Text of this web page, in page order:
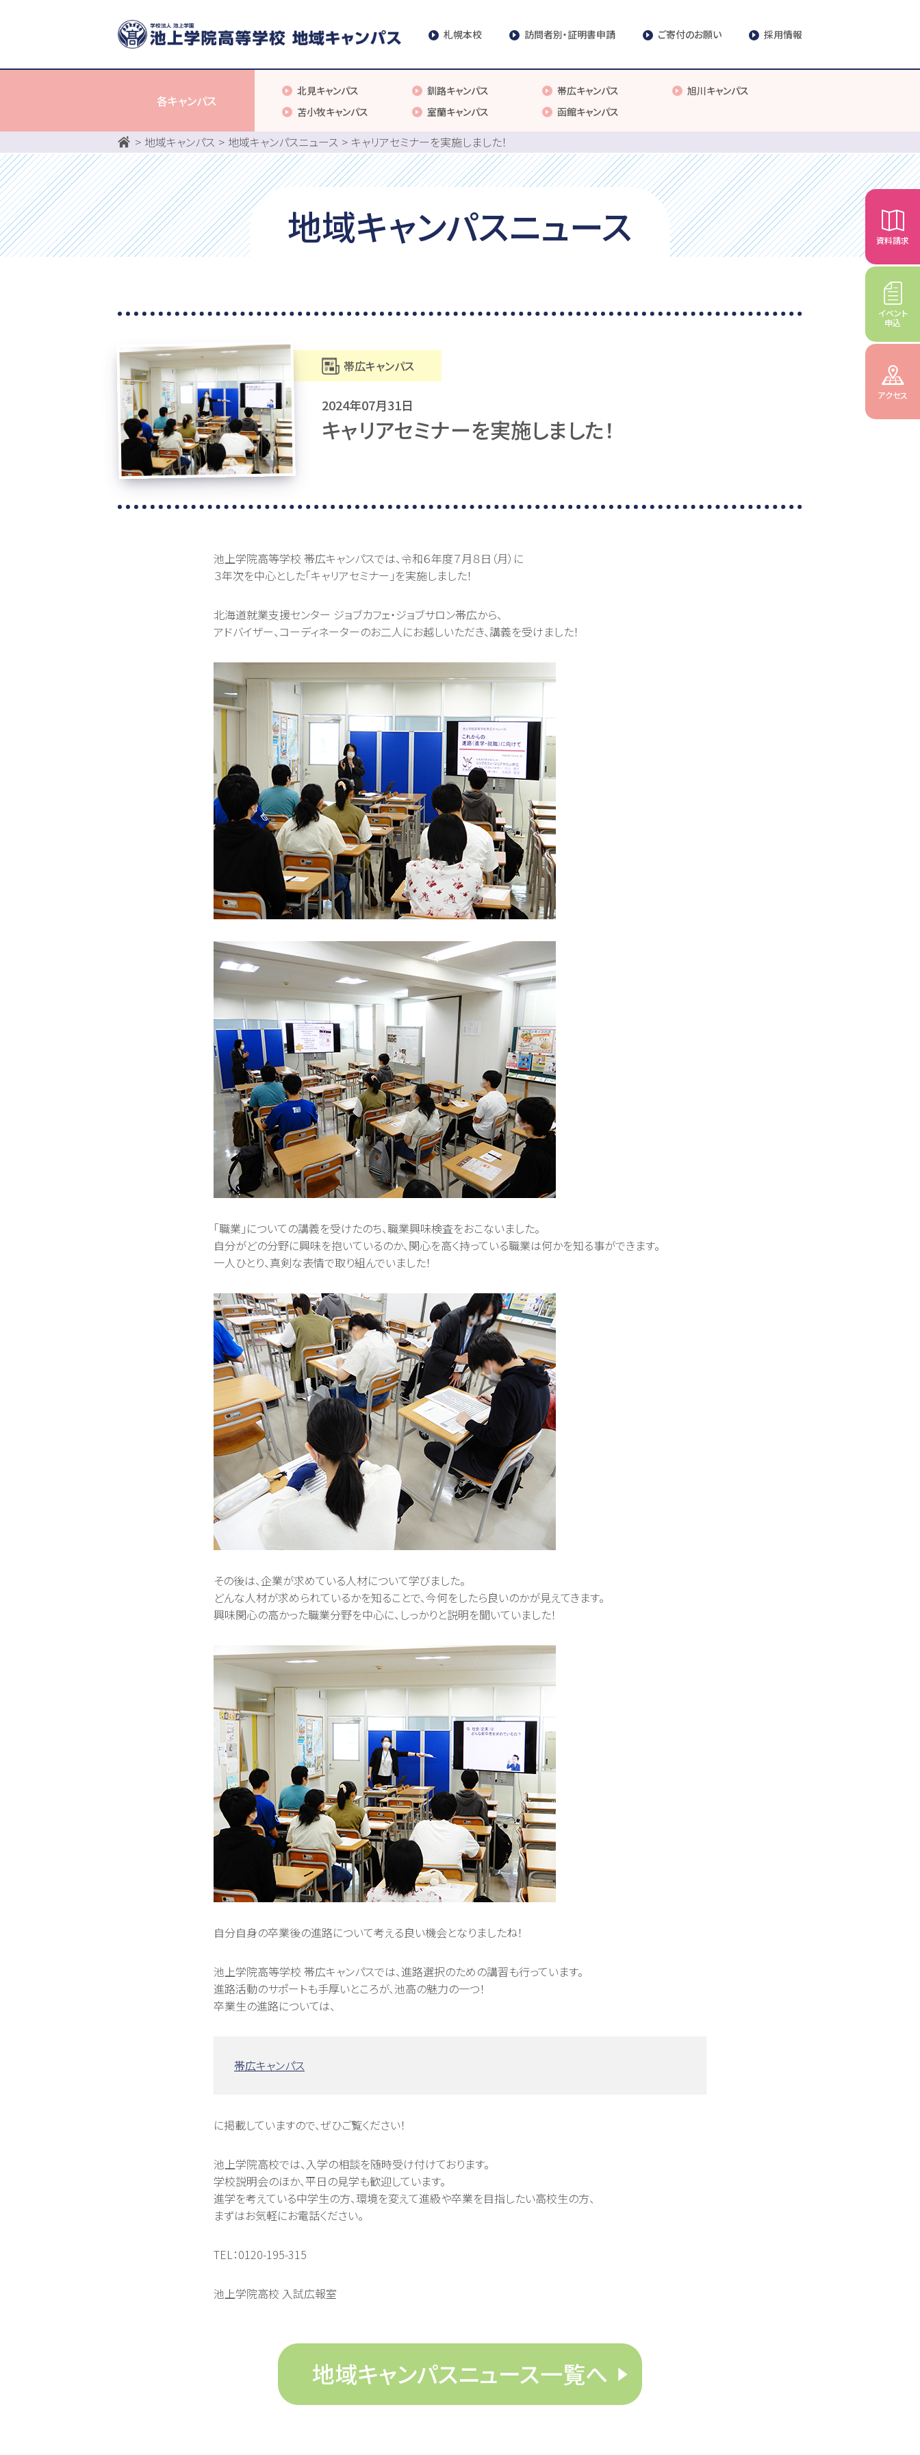
札幌本校 訪問者別・証明書申請 ご寄付のお願い 採用情報
各キャンパス
北見キャンパス 釧路キャンパス 帯広キャンパス
旭川キャンパス
苫小牧キャンパス
室蘭キャンパス 函館キャンパス
地域キャンパス 地域キャンパスニュース キャリアセミナーを実施しました！
地域キャンパスニュース
帯広キャンパス
2024年07月31日
キャリアセミナーを実施しました！
池上学院高等学校 帯広キャンパスでは、令和６年度７月８日（月）に
３年次を中心とした「キャリアセミナー」を実施しました！
北海道就業支援センター ジョブカフェ・ジョブサロン帯広から、
アドバイザー、コーディネーターのお二人にお越しいただき、講義を受けました！
「職業」についての講義を受けたのち、職業興味検査をおこないました。
自分がどの分野に興味を抱いているのか、関心を高く持っている職業は何かを知る事ができます。
一人ひとり、真剣な表情で取り組んでいました！
その後は、企業が求めている人材について学びました。
どんな人材が求められているかを知ることで、今何をしたら良いのかが見えてきます。
興味関心の高かった職業分野を中心に、しっかりと説明を聞いていました！
自分自身の卒業後の進路について考える良い機会となりましたね！
池上学院高等学校 帯広キャンパスでは、進路選択のための講習も行っています。
進路活動のサポートも手厚いところが、池高の魅力の一つ！
卒業生の進路については、
帯広キャンパス
に掲載していますので、ぜひご覧ください！
池上学院高校では、入学の相談を随時受け付けております。
学校説明会のほか、平日の見学も歓迎しています。
進学を考えている中学生の方、環境を変えて進級や卒業を目指したい高校生の方、
まずはお気軽にお電話ください。
TEL：0120-195-315
池上学院高校 入試広報室
地域キャンパスニュース一覧へ
資料請求
イベント
申込
アクセス